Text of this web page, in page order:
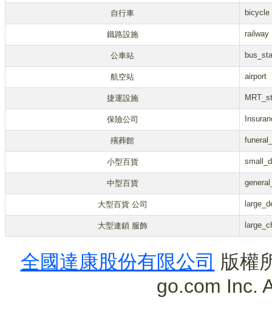
自行車 bicycle
鐵路設施 railway
公車站
航空站 airport
捷運設施
保險公司
殯葬館
小型百貨
中型百貨
大型百貨 公司
大型連鎖 服飾
全國達康股份有限公司 版權
go.com Inc.